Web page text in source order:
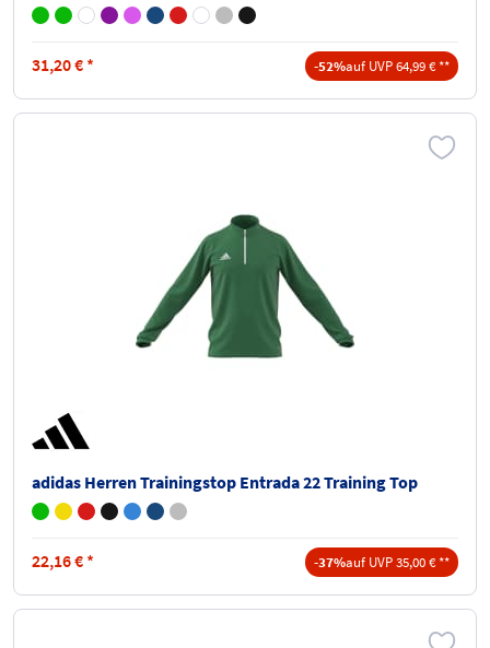
31,20€ * -52%auf UVP 64,99 € **
adidas Herren Trainingstop Entrada 22 Training Top
22,16€ * -37%auf UVP 35,00 € **